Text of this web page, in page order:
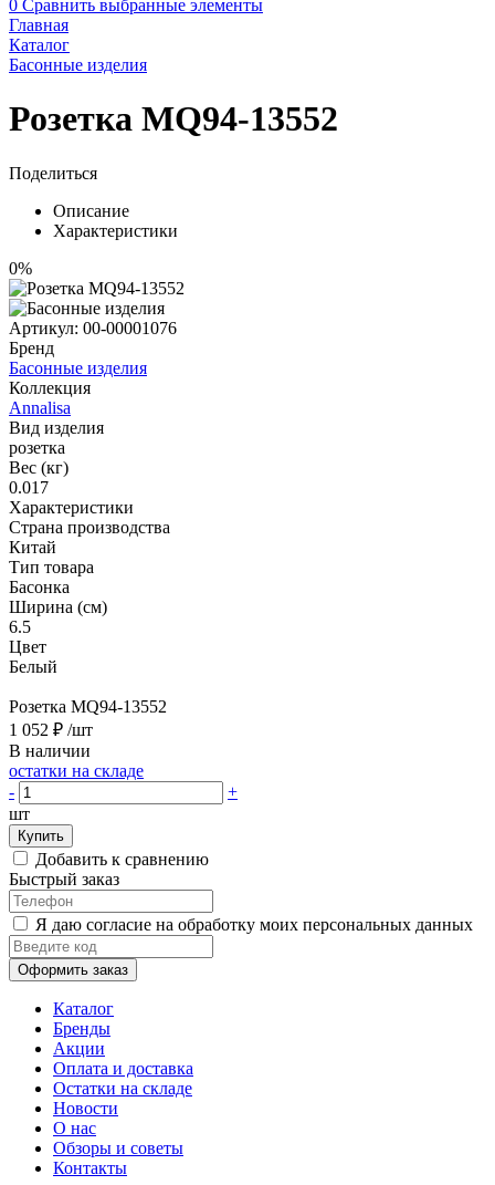
0 Сравнить выбранные элементы
Главная
Каталог
Басонные изделия
Розетка MQ94-13552
Поделиться
Описание
Характеристики
0%
Артикул: 00-00001076
Бренд
Басонные изделия
Коллекция
Annalisa
Вид изделия
розетка
Вес (кг)
0.017
Характеристики
Страна производства
Китай
Тип товара
Басонка
Ширина (см)
6.5
Цвет
Белый
Розетка MQ94-13552
1 052 ₽ /шт
В наличии
остатки на складе
-
+
шт
Купить
Добавить к сравнению
Быстрый заказ
Я даю согласие на обработку моих персональных данных
Оформить заказ
Каталог
Бренды
Акции
Оплата и доставка
Остатки на складе
Новости
О нас
Обзоры и советы
Контакты